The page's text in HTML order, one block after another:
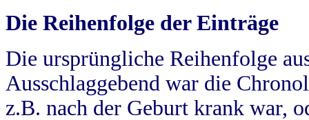
Die Reihenfolge der Einträge
Die ursprüngliche Reihenfolge
Ausschlaggebend war die
z.B. nach der Geburt krank war,